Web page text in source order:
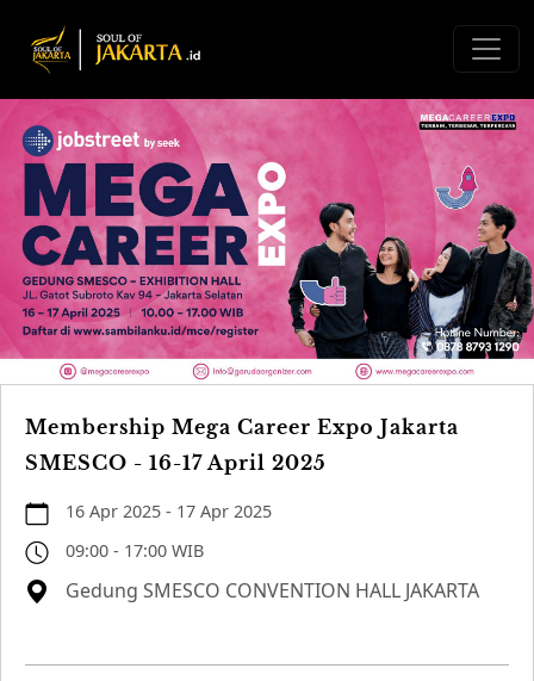
Membership Mega Career Expo Jakarta
SMESCO - 16-17 April 2025
16 Apr 2025 - 17 Apr 2025
09:00 - 17:00 WIB
Gedung SMESCO CONVENTION HALL JAKARTA